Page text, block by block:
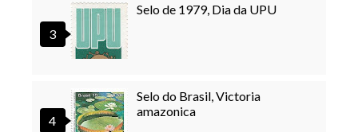
Selo de 1979, Dia da UPU
Selo do Brasil, Victoria
amazonica